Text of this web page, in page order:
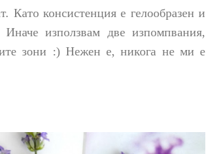
консистенция е гелообразен и
използвам две изпомпвания,
зони :) Нежен е, никога не ми е